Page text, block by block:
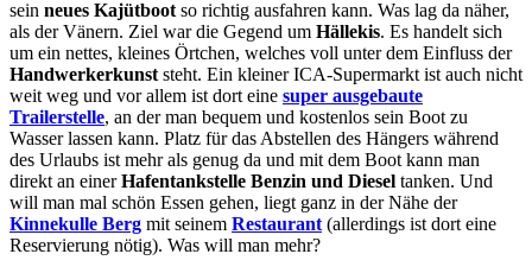
sein neues Kajütboot so richtig ausfahren kann. Was lag da näher,
als der Vänern. Ziel war die Gegend um Hällekis. Es handelt sich
um ein nettes, kleines Örtchen, welches voll unter dem Einfluss der
Handwerkerkunst steht. Ein kleiner ICA-Supermarkt ist auch nicht
weit weg und vor allem ist dort eine super ausgebaute
Trailerstelle, an der man bequem und kostenlos sein Boot zu
Wasser lassen kann. Platz für das Abstellen des Hängers während
des Urlaubs ist mehr als genug da und mit dem Boot kann man
direkt an einerHafentankstelle Benzin und Diesel tanken. Und
will man mal schön Essen gehen, liegt ganz in der Nähe der
Kinnekulle Berg mit seinem Restaurant (allerdings ist dort eine
Reservierung nötig). Was will man mehr?